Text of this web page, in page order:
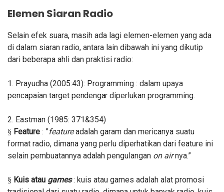
Elemen Siaran Radio
Selain efek suara, masih ada lagi elemen-elemen yang ada
di dalam siaran radio, antara lain dibawah ini yang dikutip
dari beberapa ahli dan praktisi radio:
1. Prayudha (2005:43): Programming : dalam upaya
pencapaian target pendengar diperlukan programming.
2. Eastman (1985: 371&354)
§ Feature : ”featureadalah garam dan mericanya suatu
format radio, dimana yang perlu diperhatikan dari feature ini
selain pembuatannya adalah pengulangan on air nya.”
§ Kuis atau games: kuis atau games adalah alat promosi